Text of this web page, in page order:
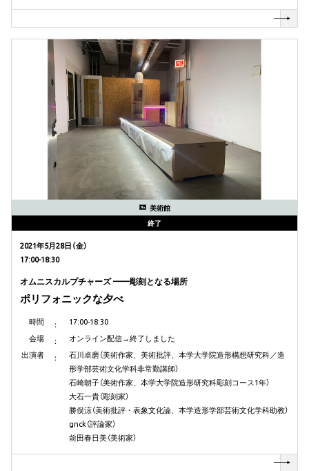
美術館
終了
2021年5月28日（金）
17:00-18:30
オムニスカルプチャーズ ——彫刻となる場所
ポリフォニックな夕べ
時間
17:00-18:30
会場
オンライン配信→終了しました
出演者
石川卓磨（美術作家、美術批評、本学大学院造形構想研究科／造
形学部芸術文化学科非常勤講師）
石崎朝子（美術作家、本学大学院造形研究科彫刻コース1年）
大石一貴（彫刻家）
勝俣涼（美術批評・表象文化論、本学造形学部芸術文化学科助教）
gnck（評論家）
前田春日美（美術家）